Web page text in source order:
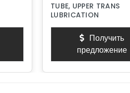
TUBE, UPPER TRANS
LUBRICATION
Получить
предложение